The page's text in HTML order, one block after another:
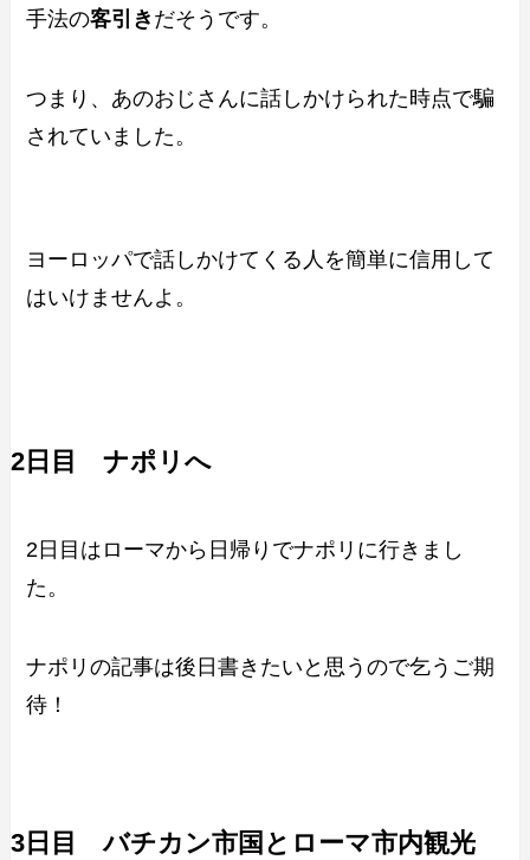
手法の客引き だそうです。
つまり、あのおじさんに話しかけられた時点で騙
されていました。
ヨーロッパで話しかけてくる人を簡単に信用して
はいけませんよ。
2日目 ナポリへ
2日目はローマから日帰りでナポリに行きまし
た。
ナポリの記事は後日書きたいと思うので乞うご期
待！
3日目 バチカン市国とローマ市内観光